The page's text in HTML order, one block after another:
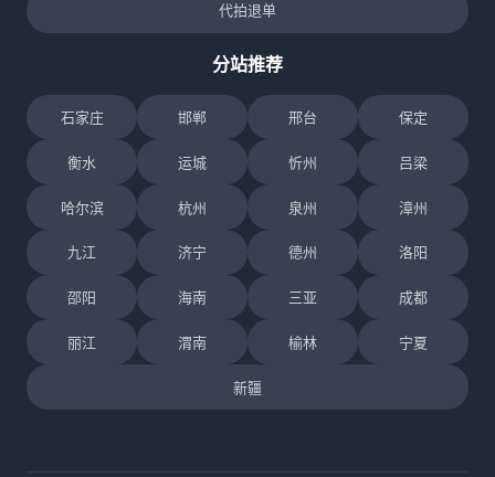
代拍退单
分站推荐
石家庄 邯郸 邢台 保定
衡水 运城 忻州 吕梁
哈尔滨 杭州 泉州 漳州
九江 济宁 德州 洛阳
邵阳 海南 三亚 成都
丽江 渭南 榆林 宁夏
新疆